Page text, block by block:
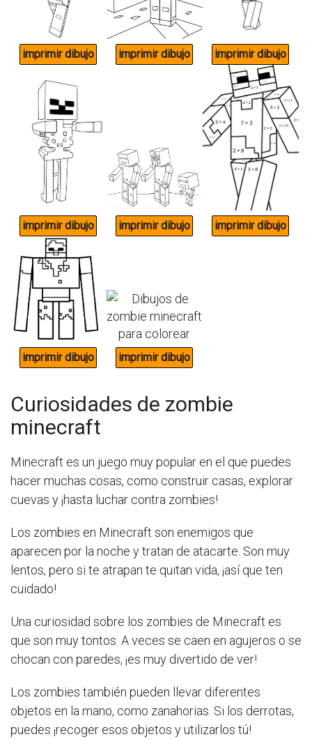
Curiosidades de zombie
minecraft
Minecraft es un juego muy popular en el que puedes
hacer muchas cosas, como construir casas, explorar
cuevas y ¡hasta luchar contra zombies!
Los zombies en Minecraft son enemigos que
aparecen por la noche y tratan de atacarte. Son muy
lentos, pero si te atrapan te quitan vida, ¡así que ten
cuidado!
Una curiosidad sobre los zombies de Minecraft es
que son muy tontos. A veces se caen en agujeros o se
chocan con paredes, ¡es muy divertido de ver!
Los zombies también pueden llevar diferentes
objetos en la mano, como zanahorias. Si los derrotas,
puedes ¡recoger esos objetos y utilizarlos tú!